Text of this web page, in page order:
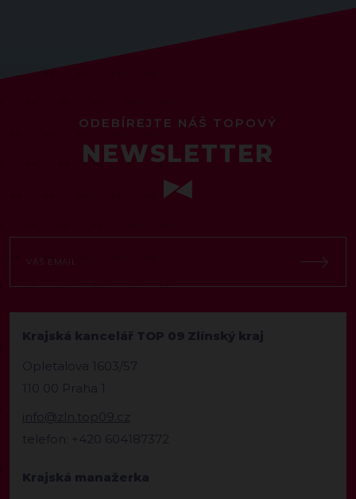
ODEBÍREJTE NÁŠ TOPOVÝ
NEWSLETTER
Krajská kancelář TOP 09 Zlínský kraj
Opletalova 1603/57
110 00 Praha 1
info@zln.top09.cz
telefon: +420 604187372
Krajská manažerka